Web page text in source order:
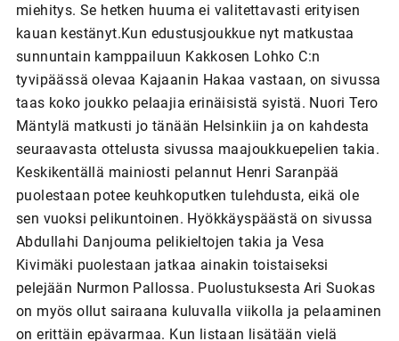
miehitys. Se hetken huuma ei valitettavasti erityisen
kauan kestänyt.Kun edustusjoukkue nyt matkustaa
sunnuntain kamppailuun Kakkosen Lohko C:n
tyvipäässä olevaa Kajaanin Hakaa vastaan, on sivussa
taas koko joukko pelaajia erinäisistä syistä. Nuori Tero
Mäntylä matkusti jo tänään Helsinkiin ja on kahdesta
seuraavasta ottelusta sivussa maajoukkuepelien takia.
Keskikentällä mainiosti pelannut Henri Saranpää
puolestaan potee keuhkoputken tulehdusta, eikä ole
sen vuoksi pelikuntoinen. Hyökkäyspäästä on sivussa
Abdullahi Danjouma pelikieltojen takia ja Vesa
Kivimäki puolestaan jatkaa ainakin toistaiseksi
pelejään Nurmon Pallossa. Puolustuksesta Ari Suokas
on myös ollut sairaana kuluvalla viikolla ja pelaaminen
on erittäin epävarmaa. Kun listaan lisätään vielä